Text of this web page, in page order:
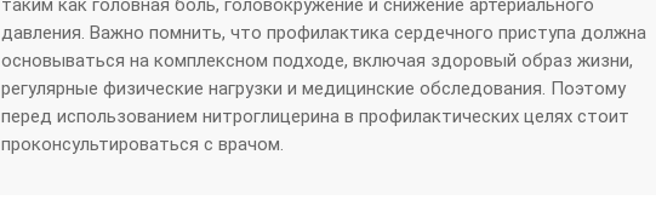
таким как головная боль, головокружение и снижение артериального
давления. Важно помнить, что профилактика сердечного приступа должна
основываться на комплексном подходе, включая здоровый образ жизни,
регулярные физические нагрузки и медицинские обследования. Поэтому
перед использованием нитроглицерина в профилактических целях стоит
проконсультироваться с врачом.